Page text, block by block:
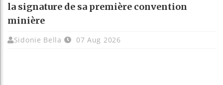
la signature de sa première convention
minière
Sidonie Bella 07 Aug 2026